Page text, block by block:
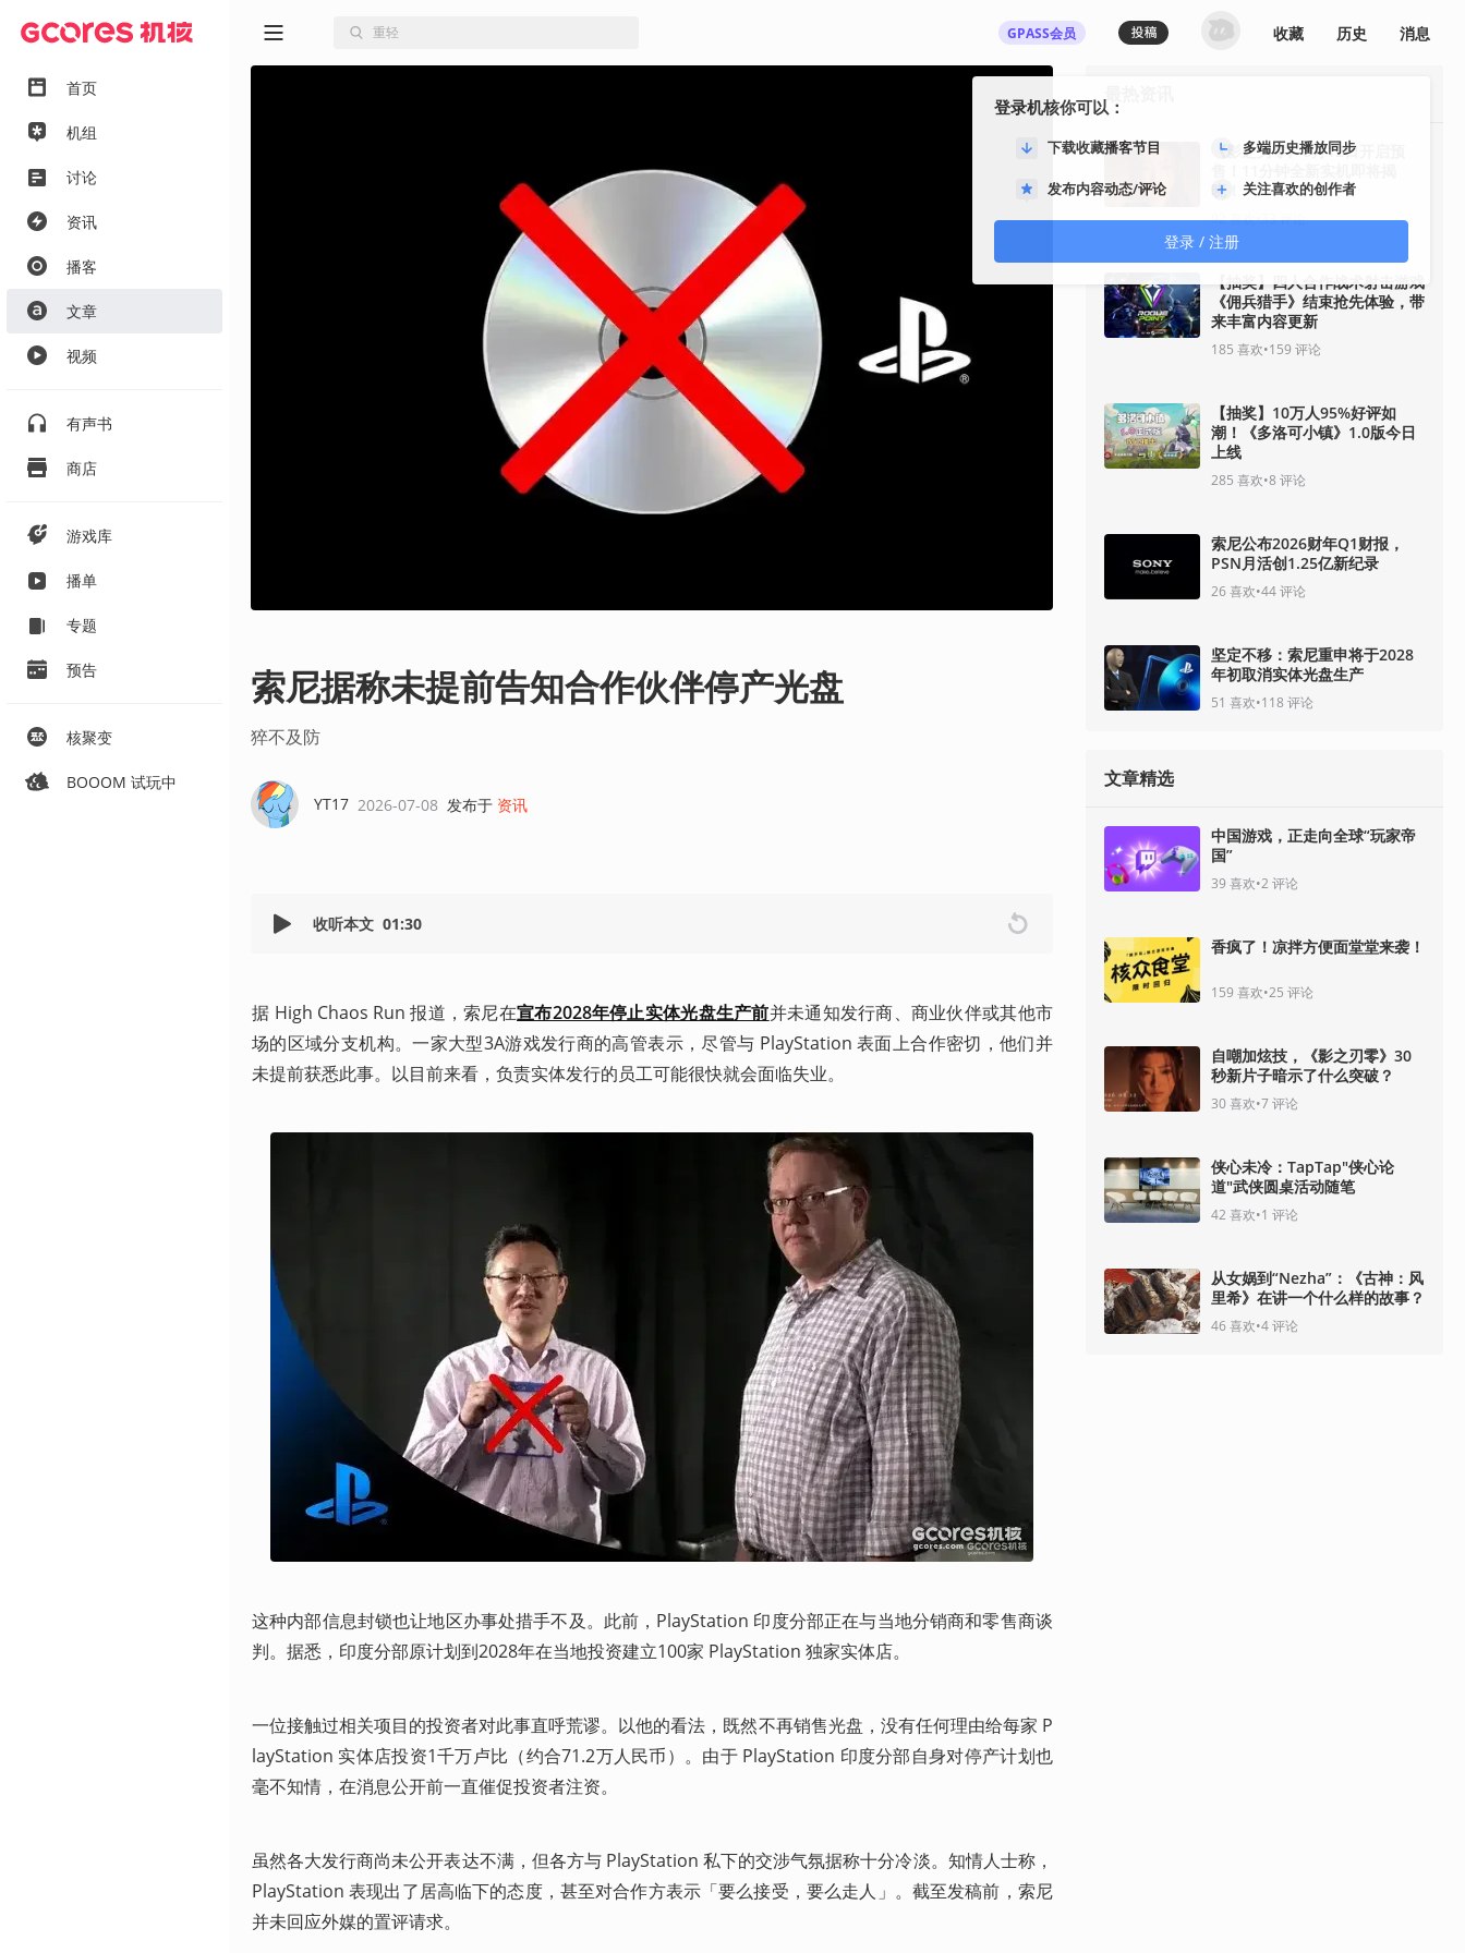
首页
机组
讨论
资讯
播客
文章
视频
有声书
商店
游戏库
播单
专题
预告
核聚变
BOOOM 试玩中
GPASS会员
登录机核你可以：
下载收藏播客节目 多端历史播放同步
发布内容动态/评论 关注喜欢的创作者
登录 / 注册
收藏 历史 消息
索尼据称未提前告知合作伙伴停产光盘
猝不及防
YT17 2026-07-08 发布于 资讯
收听本文 01:30
据 High Chaos Run 报道，索尼在宣布2028年停止实体光盘生产前并未通知发行商、商业伙伴或其他市
场的区域分支机构。一家大型3A游戏发行商的高管表示，尽管与 PlayStation 表面上合作密切，他们并
未提前获悉此事。以目前来看，负责实体发行的员工可能很快就会面临失业。
这种内部信息封锁也让地区办事处措手不及。此前，PlayStation 印度分部正在与当地分销商和零售商谈
判。据悉，印度分部原计划到2028年在当地投资建立100家 PlayStation 独家实体店。
一位接触过相关项目的投资者对此事直呼荒谬。以他的看法，既然不再销售光盘，没有任何理由给每家 P
layStation 实体店投资1千万卢比（约合71.2万人民币）。由于 PlayStation 印度分部自身对停产计划也
毫不知情，在消息公开前一直催促投资者注资。
虽然各大发行商尚未公开表达不满，但各方与 PlayStation 私下的交涉气氛据称十分冷淡。知情人士称，
PlayStation 表现出了居高临下的态度，甚至对合作方表示「要么接受，要么走人」。截至发稿前，索尼
并未回应外媒的置评请求。
最热资讯
《影之刃零》8月12日开启预
晓！
92喜欢•33评论
【抽奖】四人合作战术射击游戏
《佣兵猎手》结束抢先体验，带
来丰富内容更新
185 喜欢•159 评论
【抽奖】10万人95%好评如
潮！《多洛可小镇》1.0版今日
上线
285 喜欢•8 评论
索尼公布2026财年Q1财报，
PSN月活创1.25亿新纪录
26喜欢•44评论
坚定不移：索尼重申将于2028
年初取消实体光盘生产
51 喜欢•118 评论
文章精选
中国游戏，正走向全球“玩家帝
国”
39 喜欢•2 评论
香疯了！凉拌方便面堂堂来袭！
159 喜欢•25 评论
自嘲加炫技，《影之刃零》30
秒新片子暗示了什么突破？
30喜欢•7评论
侠心未冷：TapTap"侠心论
道"武侠圆桌活动随笔
42 喜欢•1 评论
从女娲到“Nezha”：《古神：风
里希》在讲一个什么样的故事？
46喜欢•4评论